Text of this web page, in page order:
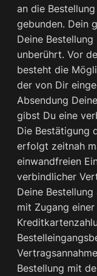
an die
gebunden. Dein
Deine
unberührt. Vor
besteht die
der von Dir
Absendung
gibst Du eine
Die Bestätigung
erfolgt zeitnah
einwandfreien
verbindlicher
Deine
mit Zugang
Bestellung mit